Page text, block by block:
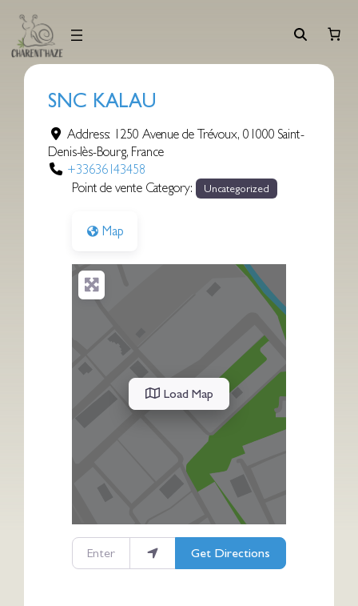
contenu
SNC KALAU
Address: 1250 Avenue de Trévoux, 01000 Saint-
Denis-lès-Bourg, France
+33636143458
Point de vente Category:
Uncategorized
Map
Load Map
Enter your location
Get Directions